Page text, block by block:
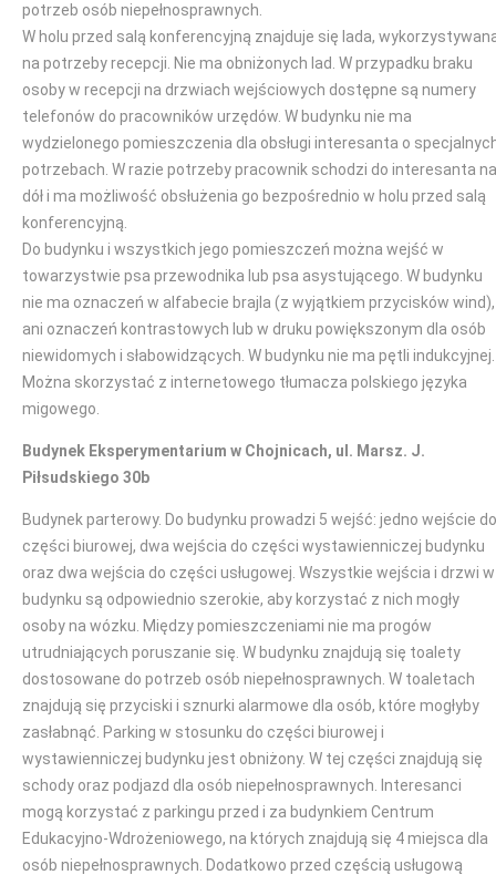
potrzeb osób niepełnosprawnych.
W holu przed salą konferencyjną znajduje się lada,
na potrzeby recepcji. Nie ma obniżonych lad. W przypadku braku
osoby w recepcji na drzwiach wejściowych dostępne są numery
telefonów do pracowników urzędów. W budynku nie ma
wydzielonego pomieszczenia dla obsługi interesanta o
potrzebach. W razie potrzeby pracownik schodzi do interesanta na
dół i ma możliwość obsłużenia go bezpośrednio w holu przed salą
konferencyjną.
Do budynku i wszystkich jego pomieszczeń można wejść w
towarzystwie psa przewodnika lub psa asystującego. W budynku
nie ma oznaczeń w alfabecie brajla (z wyjątkiem przycisków wind),
ani oznaczeń kontrastowych lub w druku powiększonym dla osób
niewidomych i słabowidzących. W budynku nie ma pętli indukcyjnej.
Można skorzystać z internetowego tłumacza polskiego języka
migowego.
Budynek Eksperymentarium w Chojnicach, ul. Marsz. J.
Piłsudskiego 30b
Budynek parterowy. Do budynku prowadzi 5 wejść: jedno wejście do
części biurowej, dwa wejścia do części wystawienniczej budynku
oraz dwa wejścia do części usługowej. Wszystkie wejścia i drzwi w
budynku są odpowiednio szerokie, aby korzystać z nich mogły
osoby na wózku. Między pomieszczeniami nie ma progów
utrudniających poruszanie się. W budynku znajdują się toalety
dostosowane do potrzeb osób niepełnosprawnych. W toaletach
znajdują się przyciski i sznurki alarmowe dla osób, które mogłyby
zasłabnąć. Parking w stosunku do części biurowej i
wystawienniczej budynku jest obniżony. W tej części znajdują się
schody oraz podjazd dla osób niepełnosprawnych. Interesanci
mogą korzystać z parkingu przed i za budynkiem Centrum
Edukacyjno-Wdrożeniowego, na których znajdują się 4 miejsca dla
osób niepełnosprawnych. Dodatkowo przed częścią usługową